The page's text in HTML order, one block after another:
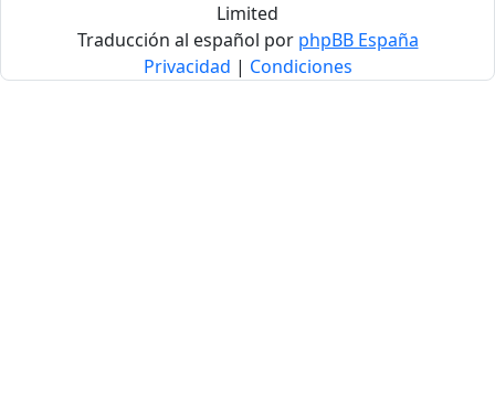
Limited
Traducción al español por phpBB España
Privacidad | Condiciones